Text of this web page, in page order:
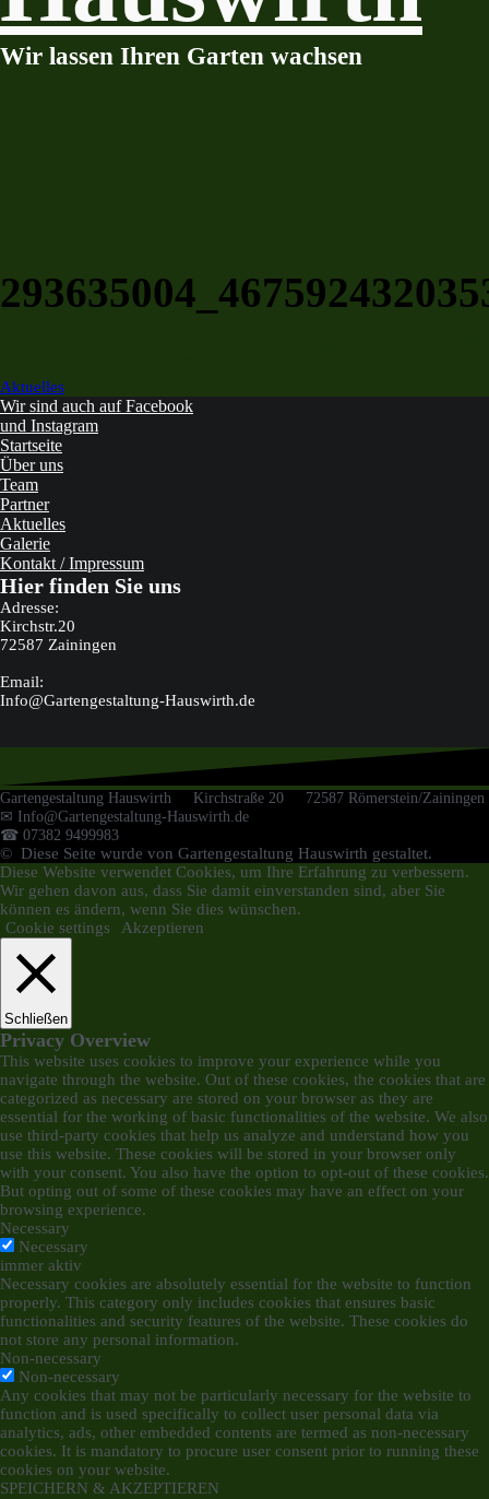
Wir lassen Ihren Garten wachsen
Beitragsnavigation
Aktuelles
Wir sind auch auf Facebook
und Instagram
Startseite
Über uns
Team
Partner
Aktuelles
Galerie
Kontakt / Impressum
Hier finden Sie uns
Adresse:
Kirchstr.20
72587 Zainingen
Email:
Info@Gartengestaltung-Hauswirth.de
Gartengestaltung Hauswirth Kirchstraße 20 72587 Römerstein/Zainingen
✉ Info@Gartengestaltung-Hauswirth.de
☎ 07382 9499983
© Diese Seite wurde von Gartengestaltung Hauswirth gestaltet.
Diese Website verwendet Cookies, um Ihre Erfahrung zu verbessern.
Wir gehen davon aus, dass Sie damit einverstanden sind, aber Sie
können es ändern, wenn Sie dies wünschen.
Cookie settings
Akzeptieren
Schließen
Privacy Overview
This website uses cookies to improve your experience while you
navigate through the website. Out of these cookies, the cookies that are
categorized as necessary are stored on your browser as they are
essential for the working of basic functionalities of the website. We also
use third-party cookies that help us analyze and understand how you
use this website. These cookies will be stored in your browser only
with your consent. You also have the option to opt-out of these cookies.
But opting out of some of these cookies may have an effect on your
browsing experience.
Necessary
Necessary
immer aktiv
Necessary cookies are absolutely essential for the website to function
properly. This category only includes cookies that ensures basic
functionalities and security features of the website. These cookies do
not store any personal information.
Non-necessary
Non-necessary
Any cookies that may not be particularly necessary for the website to
function and is used specifically to collect user personal data via
analytics, ads, other embedded contents are termed as non-necessary
cookies. It is mandatory to procure user consent prior to running these
cookies on your website.
SPEICHERN & AKZEPTIEREN